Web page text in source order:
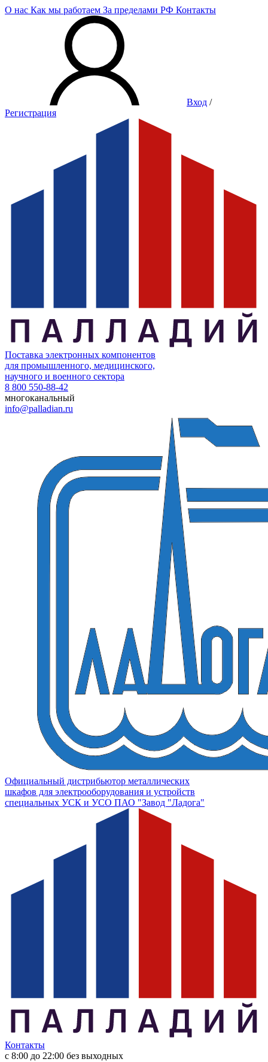
О нас Как мы работаем За пределами РФ Контакты
Вход /
Регистрация
Поставка электронных компонентов
для промышленного, медицинского,
научного и военного сектора
8 800 550-88-42
многоканальный
info@palladian.ru
Официальный дистрибьютор металлических
шкафов для электрооборудования и устройств
специальных УСК и УСО ПАО "Завод "Ладога"
Контакты
с 8:00 до 22:00 без выходных